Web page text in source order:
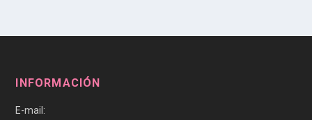
INFORMACIÓN
E-mail: